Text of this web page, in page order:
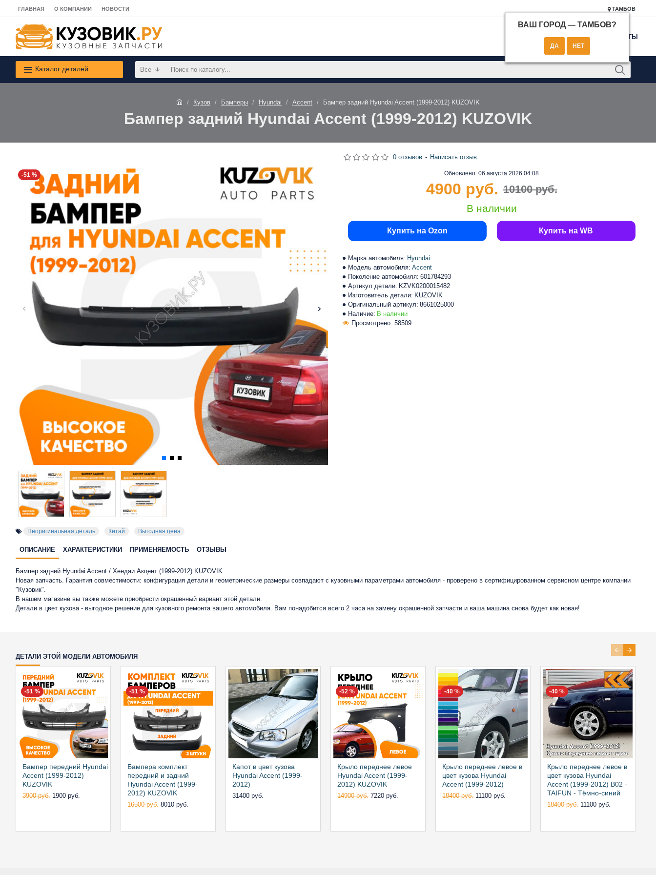
ГЛАВНАЯ О КОМПАНИИ НОВОСТИ ТАМБОВ
ВАШ ГОРОД — ТАМБОВ?
КОНТАКТЫ
Каталог деталей Все
Кузов Бамперы Hyundai Accent Бампер задний Hyundai Accent (1999-2012) KUZOVIK
Бампер задний Hyundai Accent (1999-2012) KUZOVIK
-51 %
Неоригинальная деталь Китай Выгодная цена
Наличие: В наличии
Марка автомобиля: Hyundai
Модель автомобиля: Accent
Поколение автомобиля: 601784293
Артикул детали: KZVK0200015482
Изготовитель детали: KUZOVIK
Оригинальный артикул: 8661025000
Просмотрено: 58509
Обновлено: 06 августа 2026 04:08
В наличии
0 отзывов - Написать отзыв
10100 руб.
4900 руб.
Купить на Ozon Купить на WB
ОПИСАНИЕ ХАРАКТЕРИСТИКИ ПРИМЕНЯЕМОСТЬ ОТЗЫВЫ
Бампер задний Hyundai Accent / Хендаи Акцент (1999-2012) KUZOVIK.
Новая запчасть. Гарантия совместимости: конфигурация детали и геометрические размеры совпадают с кузовными параметрами автомобиля - проверено в сертифицированном сервисном центре компании
"Кузовик".
В нашем магазине вы также можете приобрести окрашенный вариант этой детали.
Детали в цвет кузова - выгодное решение для кузовного ремонта вашего автомобиля. Вам понадобится всего 2 часа на замену окрашенной запчасти и ваша машина снова будет как новая!
ДЕТАЛИ ЭТОЙ МОДЕЛИ АВТОМОБИЛЯ
-51 %
Бампер передний Hyundai
Accent (1999-2012)
KUZOVIK
3900 руб. 1900 руб.
-51 %
Бампера комплект
передний и задний
Hyundai Accent (1999-
2012) KUZOVIK
16500 руб. 8010 руб.
Капот в цвет кузова
Hyundai Accent (1999-
2012)
31400 руб.
-52 %
Крыло переднее левое
Hyundai Accent (1999-
2012) KUZOVIK
14900 руб. 7220 руб.
-40 %
Крыло переднее левое в
цвет кузова Hyundai
Accent (1999-2012)
18400 руб. 11100 руб.
-40 %
Крыло переднее левое в
цвет кузова Hyundai
Accent (1999-2012) B02 -
TAIFUN - Тёмно-синий
18400 руб. 11100 руб.